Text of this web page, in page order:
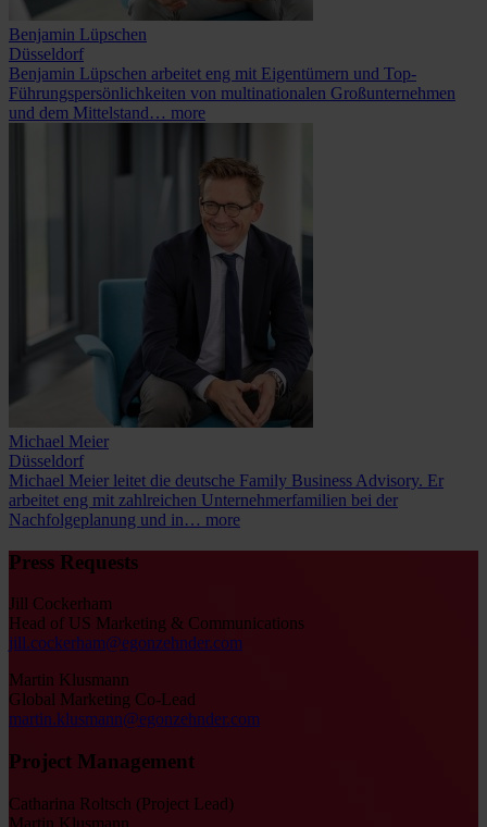
Benjamin Lüpschen
Düsseldorf
Benjamin Lüpschen arbeitet eng mit Eigentümern und Top-
Führungspersönlichkeiten von multinationalen Großunternehmen
und dem Mittelstand… more
Michael Meier
Düsseldorf
Michael Meier leitet die deutsche Family Business Advisory. Er
arbeitet eng mit zahlreichen Unternehmerfamilien bei der
Nachfolgeplanung und in… more
Press Requests
Jill Cockerham
Head of US Marketing & Communications
jill.cockerham@egonzehnder.com
Martin Klusmann
Global Marketing Co-Lead
martin.klusmann@egonzehnder.com
Project Management
Catharina Roltsch (Project Lead)
Martin Klusmann